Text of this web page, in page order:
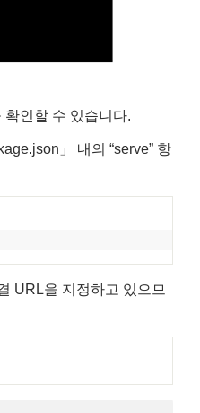
인할 수 있습니다.
」 내의 “serve” 항
URL을 지정하고 있으므